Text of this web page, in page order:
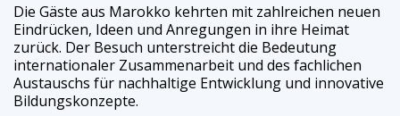
Die Gäste aus Marokko kehrten mit zahlreichen neuen
Eindrücken, Ideen und Anregungen in ihre Heimat
zurück. Der Besuch unterstreicht die Bedeutung
internationaler Zusammenarbeit und des fachlichen
Austauschs für nachhaltige Entwicklung und innovative
Bildungskonzepte.